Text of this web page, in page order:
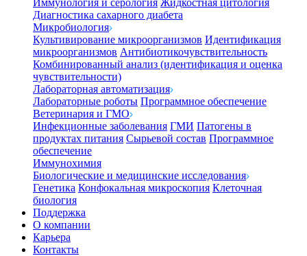
Иммунология и серология Жидкостная цитология
Диагностика сахарного диабета
Микробиология
Культивирование микроорганизмов Идентификация
микроорганизмов Антибиотикочувствительность
Комбинированный анализ (идентификация и оценка
чувствительности)
Лабораторная автоматизация
Лабораторные роботы Программное обеспечение
Ветеринария и ГМО
Инфекционные заболевания ГМИ Патогены в
продуктах питания Сырьевой состав Программное
обеспечение
Иммунохимия
Биологические и медицинские исследования
Генетика Конфокальная микроскопия Клеточная
биология
Поддержка
О компании
Карьера
Контакты